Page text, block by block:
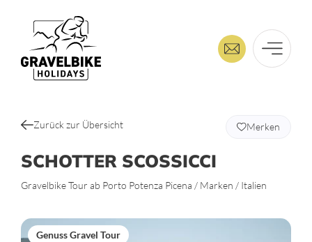
Zurück zur Übersicht
SCHOTTER SCOSSICCI
Gravelbike Tour ab Porto Potenza Picena / Marken / Italien
Merken
Genuss Gravel Tour